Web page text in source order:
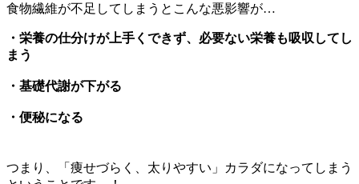
食物繊維が不足してしまうとこんな悪影響が…
・栄養の仕分けが上手くできず、必要ない栄養も吸収してし
まう
・基礎代謝が下がる
・便秘になる
つまり、「痩せづらく、太りやすい」カラダになってしまう